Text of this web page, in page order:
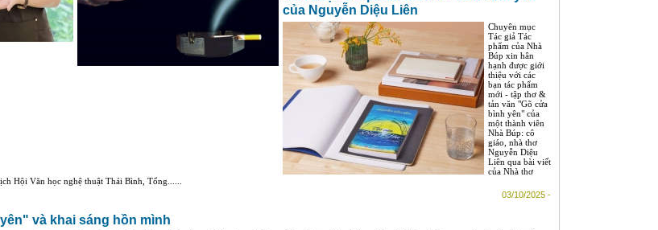
của Nguyễn Diệu Liên
Chuyên mục
Tác giả Tác
phẩm của Nhà
Búp xin hân
hạnh được giới
thiệu với các
bạn tác phẩm
mới - tập thơ &
tản văn "Gõ cửa
bình yên" của
một thành viên
Nhà Búp: cô
giáo, nhà thơ
Nguyễn Diệu
Liên qua bài viết
của Nhà thơ
Hội Văn học nghệ thuật Thái Bình, Tổng......
03/10/2025 -
và khai sáng hồn mình